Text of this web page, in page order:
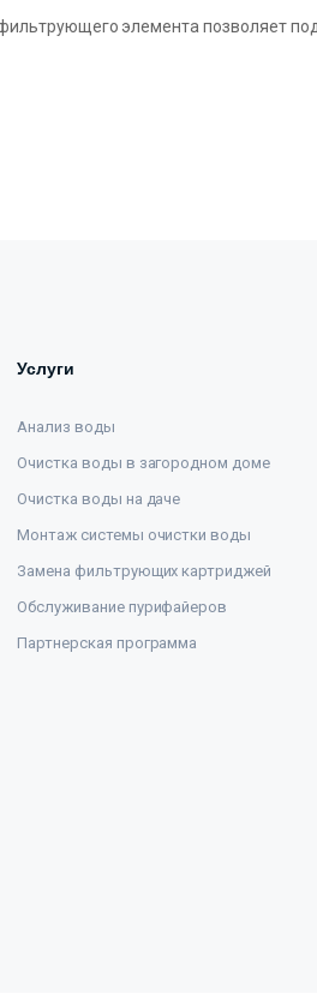
элемента позволяет
Услуги
Анализ воды
Очистка воды в загородном доме
Очистка воды на даче
Монтаж системы очистки воды
Замена фильтрующих картриджей
Обслуживание пурифайеров
Партнерская программа